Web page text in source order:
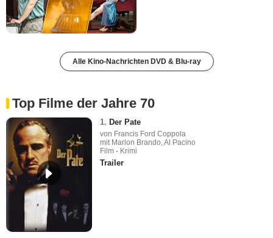
Alle Kino-Nachrichten DVD & Blu-ray
Top Filme der Jahre 70
1. Der Pate
von Francis Ford Coppola
mit Marlon Brando, Al Pacino
Film - Krimi
Trailer